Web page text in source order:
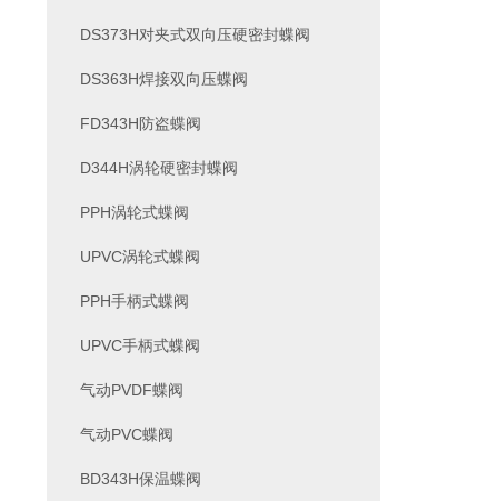
DS373H对夹式双向压硬密封蝶阀
DS363H焊接双向压蝶阀
FD343H防盗蝶阀
D344H涡轮硬密封蝶阀
PPH涡轮式蝶阀
UPVC涡轮式蝶阀
PPH手柄式蝶阀
UPVC手柄式蝶阀
气动PVDF蝶阀
气动PVC蝶阀
BD343H保温蝶阀